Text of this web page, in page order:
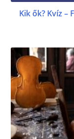
Kik ők? Kvíz –